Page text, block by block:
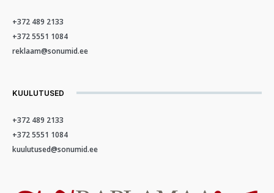
+372 489 2133
+372 5551 1084
reklaam@sonumid.ee
KUULUTUSED
+372 489 2133
+372 5551 1084
kuulutused@sonumid.ee